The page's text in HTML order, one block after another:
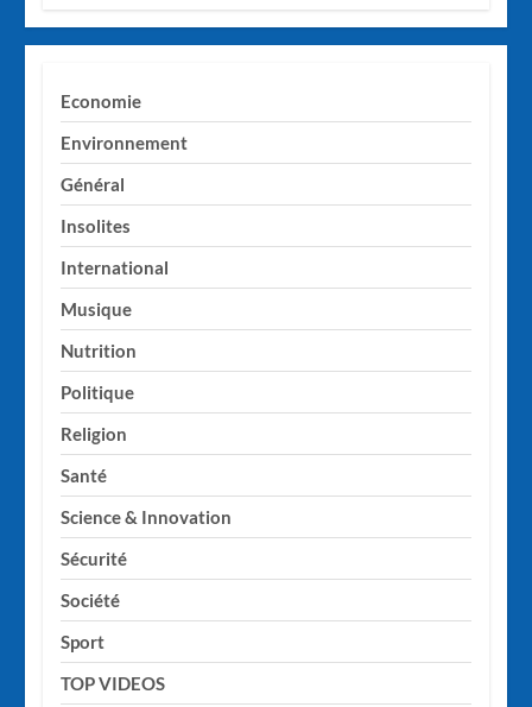
Economie
Environnement
Général
Insolites
International
Musique
Nutrition
Politique
Religion
Santé
Science & Innovation
Sécurité
Société
Sport
TOP VIDEOS